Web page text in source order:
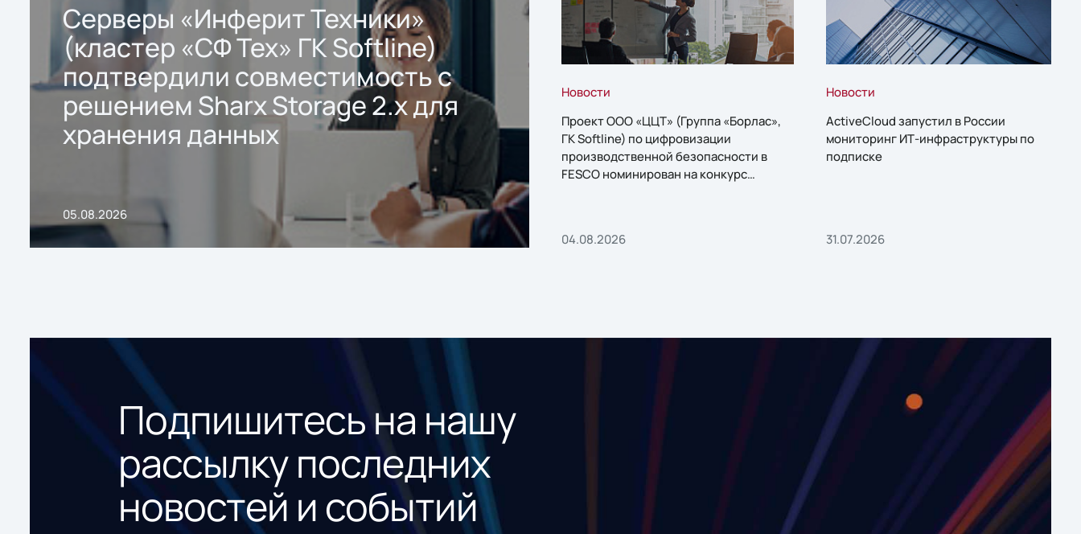
Серверы «Инферит Техники»
(кластер «СФ Тех» ГК Softline)
подтвердили совместимость с
решением Sharx Storage 2.x для
хранения данных
05.08.2026
Новости
Проект ООО «ЦЦТ» (Группа «Борлас»,
ГК Softline) по цифровизации
производственной безопасности в
FESCO номинирован на конкурс
04.08.2026
Новости
ActiveCloud запустил в России
мониторинг ИТ-инфраструктуры по
подписке
31.07.2026
Подпишитесь на нашу
рассылку последних
новостей и событий